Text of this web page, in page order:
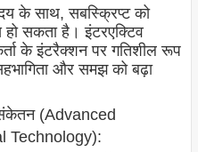
के साथ, सबस्क्रिप्ट को
सकता है। इंटरएक्टिव
के इंटरैक्शन पर गतिशील रूप
और समझ को बढ़ा
संकेतन (Advanced
Technology):